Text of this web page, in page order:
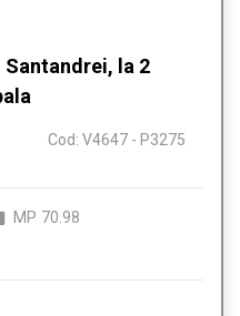
Santandrei, la 2
Cod: V4647 - P3275
MP 70.98